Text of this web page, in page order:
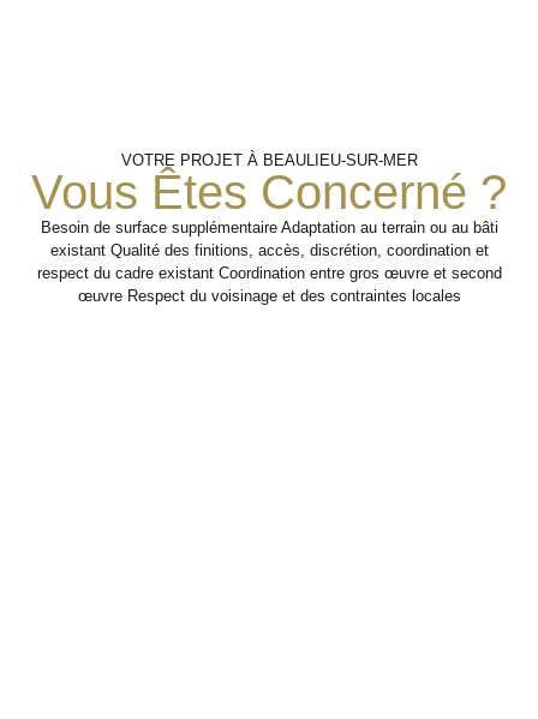
Analyse Des
Besoins
Professionnels
Identification des usages,
contraintes d’accueil,
circulation, stockage,
Travaux
D’adaptation
Réalisation des
aménagements
nécessaires pour rendre
le local plus fonctionnel
Finitions
Et Mise
En
Service
Coordination
VOTRE PROJET À BEAULIEU-SUR-MER
Vous Êtes Concerné ?
Besoin de surface supplémentaire Adaptation au terrain ou au bâti
existant Qualité des finitions, accès, discrétion, coordination et
respect du cadre existant Coordination entre gros œuvre et second
œuvre Respect du voisinage et des contraintes locales